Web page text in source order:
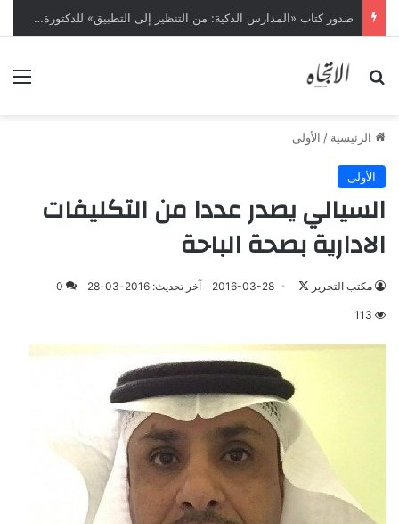
صدور كتاب «المدارس الذكية: من التنظير إلى التطبيق» للدكتورة سعاد الفيفي
بحث عن
الرئيسية / الأولى
الأولى
السيالي يصدر عددا من التكليفات
الادارية بصحة الباحة
مكتب التحرير 2016-03-28 آخر تحديث: 2016-03-28 0
113